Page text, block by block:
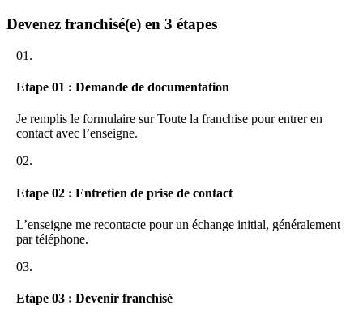
Devenez franchisé(e) en 3 étapes
01.
Etape 01 : Demande de documentation
Je remplis le formulaire sur Toute la franchise pour entrer en
contact avec l’enseigne.
02.
Etape 02 : Entretien de prise de contact
L’enseigne me recontacte pour un échange initial, généralement
par téléphone.
03.
Etape 03 : Devenir franchisé